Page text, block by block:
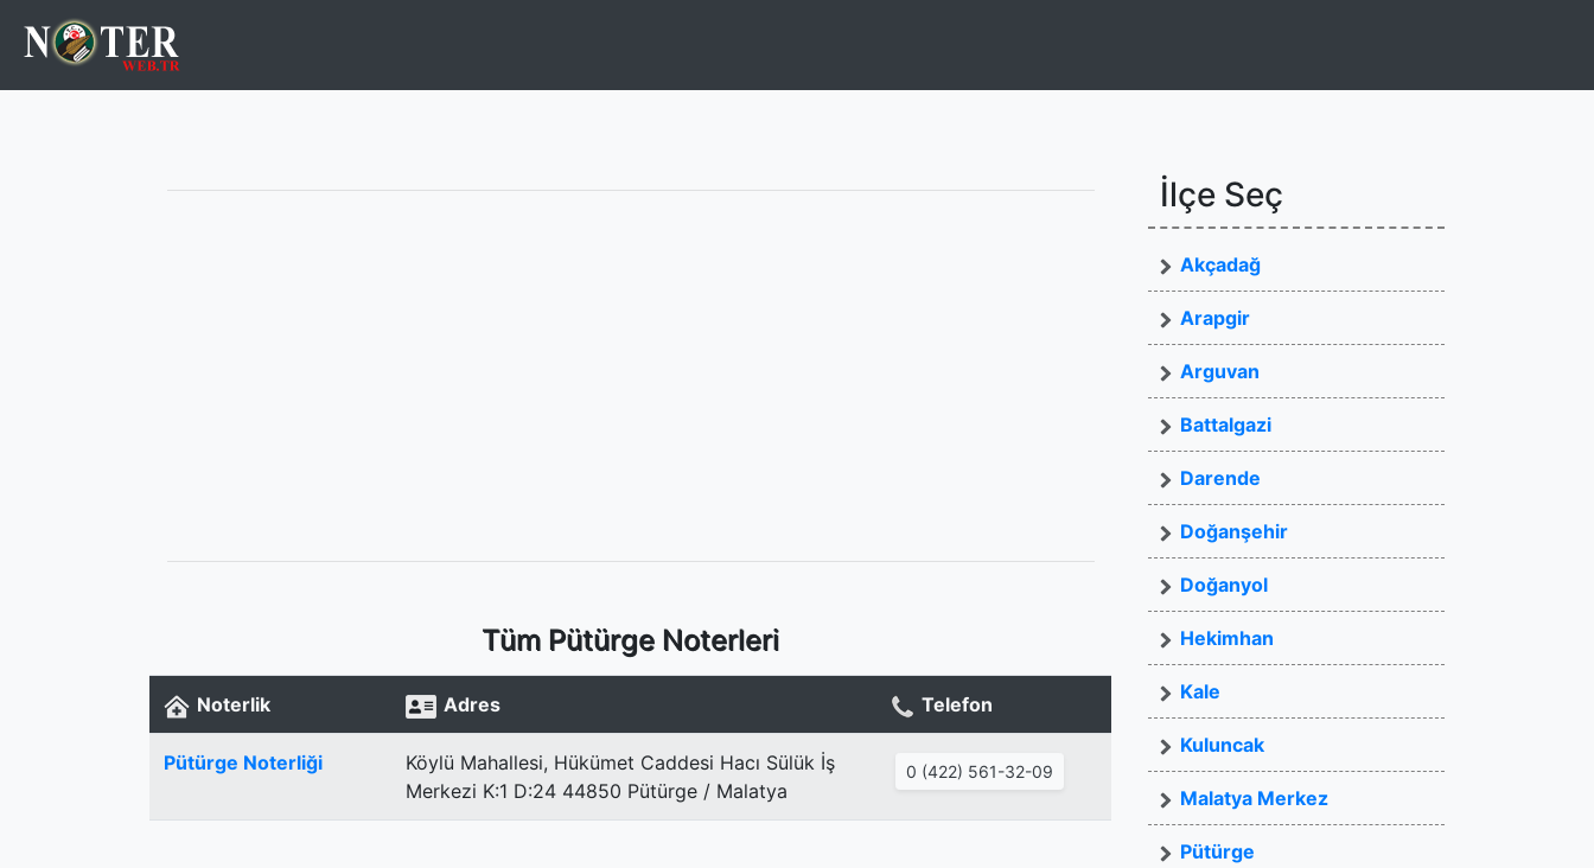
Tüm Pütürge Noterleri
Noterlik Adres Telefon
Pütürge Noterliği
Köylü Mahallesi, Hükümet Caddesi Hacı Sülük İş
Merkezi K:1 D:24 44850 Pütürge / Malatya
0 (422) 561-32-09
İlçe Seç
Akçadağ
Arapgir
Arguvan
Battalgazi
Darende
Doğanşehir
Doğanyol
Hekimhan
Kale
Kuluncak
Malatya Merkez
Pütürge